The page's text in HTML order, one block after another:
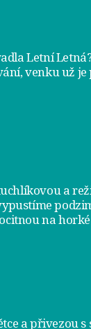
Letní
venku už je
a
na
a přivezou